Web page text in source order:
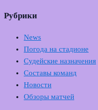
Рубрики
News
Погода на стадионе
Судейские назначения
Составы команд
Новости
Обзоры матчей